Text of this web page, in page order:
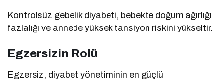
Kontrolsüz gebelik diyabeti, bebekte doğum ağırlığı
fazlalığı ve annede yüksek tansiyon riskini yükseltir.
Egzersizin Rolü
Egzersiz, diyabet yönetiminin en güçlü